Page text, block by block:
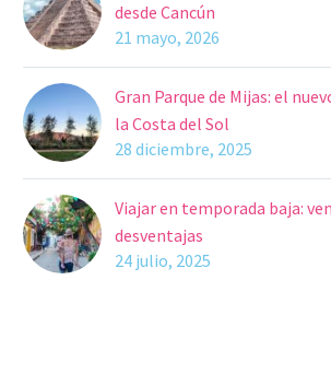
desde Cancún
21 mayo, 2026
Gran Parque de Mijas: el
la Costa del Sol
28 diciembre, 2025
Viajar en temporada baja:
desventajas
24 julio, 2025